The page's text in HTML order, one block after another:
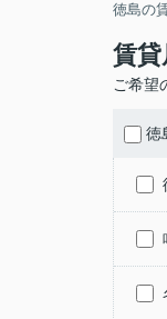
徳島の
賃
ご希望
徳